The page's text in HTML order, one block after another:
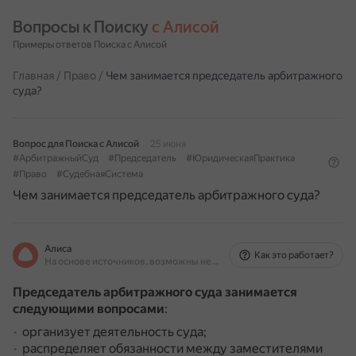
Вопросы к Поиску с Алисой
Примеры ответов Поиска с Алисой
Главная / Право / Чем занимается председатель арбитражного
суда?
Вопрос для Поиска с Алисой
25 июня
#АрбитражныйСуд
#Председатель
#ЮридическаяПрактика
#Право
#СудебнаяСистема
Чем занимается председатель арбитражного суда?
Алиса
На основе источников, возможны неточности
Как это работает?
Председатель арбитражного суда занимается
следующими вопросами:
организует деятельность суда;
распределяет обязанности между заместителями